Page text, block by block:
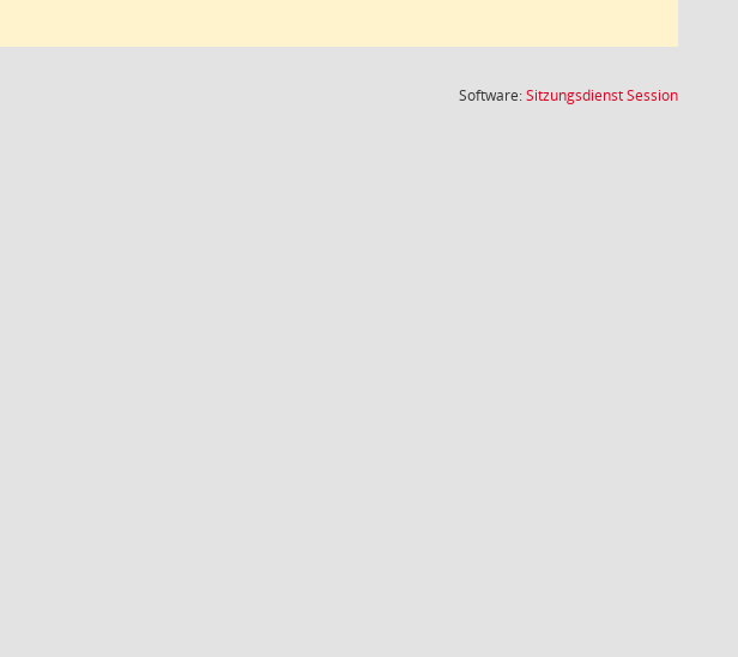
Software:SitzungsdienstSession(Wird in